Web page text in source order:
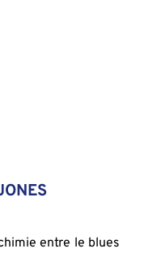
entre le blues